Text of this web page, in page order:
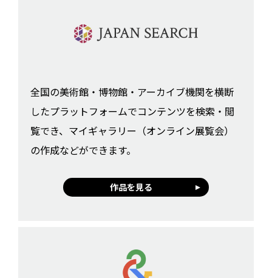
全国の美術館・博物館・アーカイブ機関を横断
したプラットフォームでコンテンツを検索・閲
覧でき、マイギャラリー（オンライン展覧会）
の作成などができます。
作品を見る